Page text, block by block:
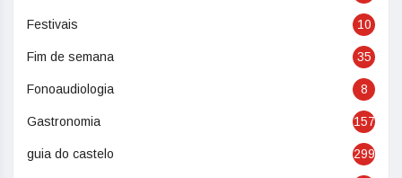
Festivais 10
Fim de semana 35
Fonoaudiologia 8
Gastronomia 157
guia do castelo 299